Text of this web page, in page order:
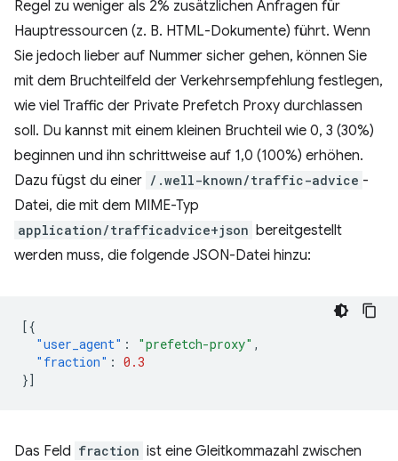
Regel zu weniger als 2% zusätzlichen Anfragen für
Hauptressourcen (z. B. HTML-Dokumente) führt. Wenn
Sie jedoch lieber auf Nummer sicher gehen, können Sie
mit dem Bruchteilfeld der Verkehrsempfehlung festlegen,
wie viel Traffic der Private Prefetch Proxy durchlassen
soll. Du kannst mit einem kleinen Bruchteil wie 0, 3 (30%)
beginnen und ihn schrittweise auf 1,0 (100%) erhöhen.
Dazu fügst du einer /.well-known/traffic-advice -
Datei, die mit dem MIME-Typ
application/trafficadvice+json bereitgestellt
werden muss, die folgende JSON-Datei hinzu:
[{
"user_agent" : "prefetch-proxy" ,
"fraction" : 0.3
}]
Das Feld fraction ist eine Gleitkommazahl zwischen